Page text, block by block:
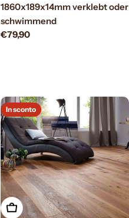
1860x189x14mm verklebt oder
schwimmend
Prezzo
€79,90
In sconto
Aggiungi al carrello